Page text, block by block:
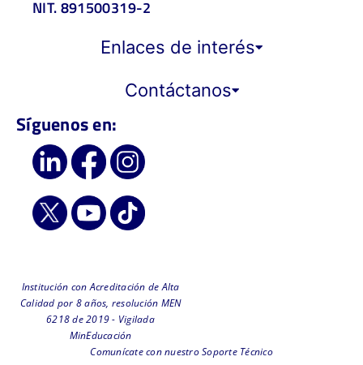
NIT. 891500319-2
Enlaces de interés
Contáctanos
Síguenos en:
Institución con Acreditación de Alta
Calidad por 8 años, resolución MEN
6218 de 2019 - Vigilada
MinEducación
Comunícate con nuestro Soporte Técnico